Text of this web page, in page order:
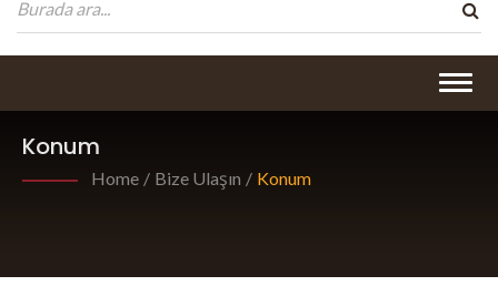
Konum
Home / Bize Ulaşın / Konum